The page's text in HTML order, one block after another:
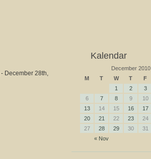
- December 28th,
Kalendar
December 2010
M
T W T F
« Nov
1 2 3
6
7 8 9 10
13
14 15 16 17
20
21 22 23 24
27
28 29 30 31